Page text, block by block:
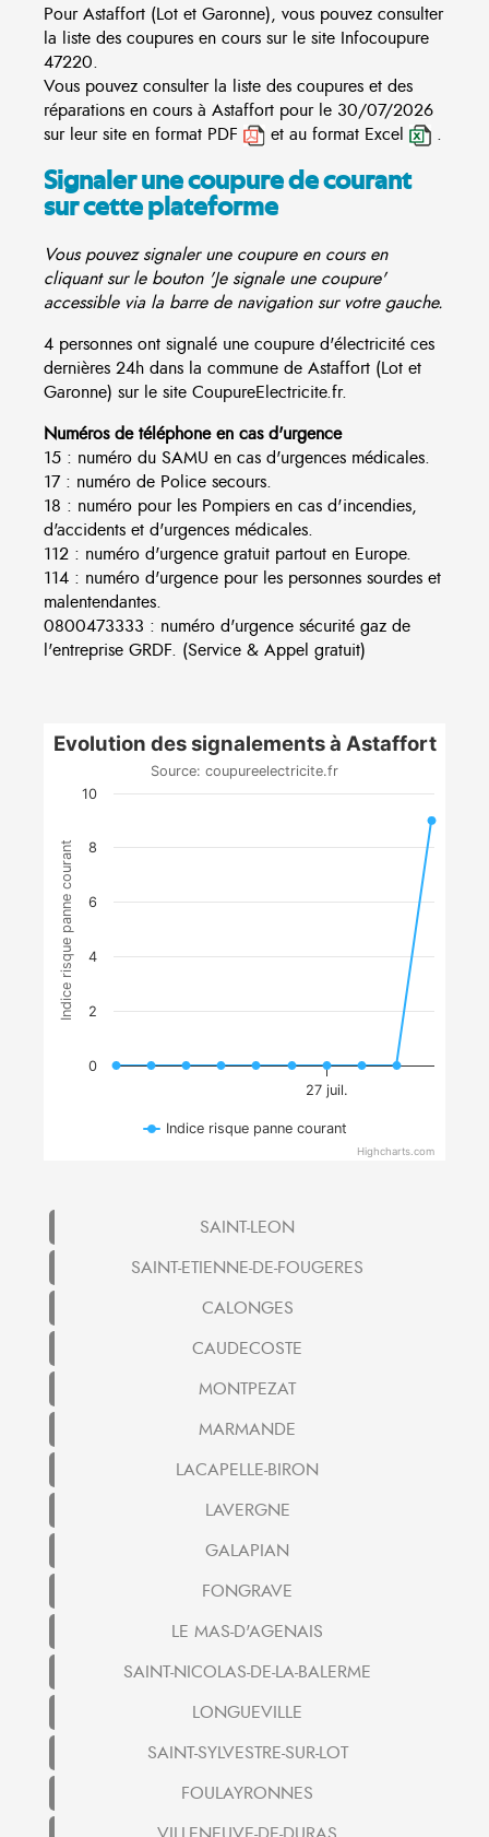
Pour Astaffort (Lot et Garonne), vous pouvez consulter
la liste des coupures en cours sur le site Infocoupure
47220.
Vous pouvez consulter la liste des coupures et des
réparations en cours à Astaffort pour le 30/07/2026
sur leur site en format PDF
et au format Excel .
Signaler une coupure de courant
sur cette plateforme
Vous pouvez signaler une coupure en cours en
cliquant sur le bouton 'Je signale une coupure'
accessible via la barre de navigation sur votre gauche.
4 personnes ont signalé une coupure d'électricité ces
dernières 24h dans la commune de Astaffort (Lot et
Garonne) sur le site CoupureElectricite.fr.
Numéros de téléphone en cas d'urgence
15 : numéro du SAMU en cas d'urgences médicales.
17 : numéro de Police secours.
18 : numéro pour les Pompiers en cas d'incendies,
d'accidents et d'urgences médicales.
112 : numéro d'urgence gratuit partout en Europe.
114 : numéro d'urgence pour les personnes sourdes et
malentendantes.
0800473333 : numéro d'urgence sécurité gaz de
l'entreprise GRDF. (Service & Appel gratuit)
Indice risque panne courant
Evolution des signalements à Astaffort
Source: coupureelectricite.fr
27 juil.
0
2
4
6
8
10
Indice risque panne courant
Highcharts.com
SAINT-LEON
SAINT-ETIENNE-DE-FOUGERES
CALONGES
CAUDECOSTE
MONTPEZAT
MARMANDE
LACAPELLE-BIRON
LAVERGNE
GALAPIAN
FONGRAVE
LE MAS-D'AGENAIS
SAINT-NICOLAS-DE-LA-BALERME
LONGUEVILLE
SAINT-SYLVESTRE-SUR-LOT
FOULAYRONNES